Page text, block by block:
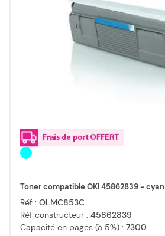
Toner compatible OKI 45862839 - cyan
Réf : OLMC853C
Réf constructeur : 45862839
Capacité en pages (à 5%) : 7300